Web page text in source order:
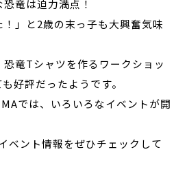
竜は迫力満点！
！」と2歳の末っ子も大興奮気味
竜Tシャツを作るワークショッ
好評だったようです。
では、いろいろなイベントが開
ベント情報をぜひチェックして